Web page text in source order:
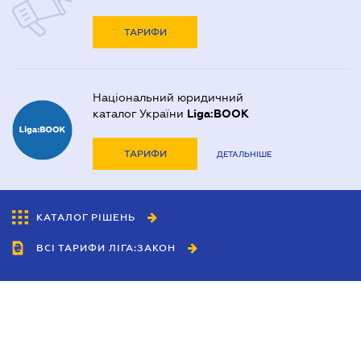
ТАРИФИ
Національний юридичний
каталог України Liga:BOOK
ТАРИФИ ДЕТАЛЬНІШЕ
КАТАЛОГ РІШЕНЬ
ВСІ ТАРИФИ ЛІГА:ЗАКОН